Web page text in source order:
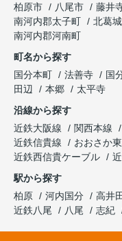
柏原市
八尾市 藤井
南河内郡太子町
北葛
南河内郡河南町
町名から探す
国分本町
法善寺 国
田辺
本郷
太平寺
沿線から探す
近鉄大阪線
関西本線
近鉄信貴線
おおさか
近鉄西信貴ケーブル
駅から探す
柏原
河内国分 高井田
近鉄八尾
八尾 志紀